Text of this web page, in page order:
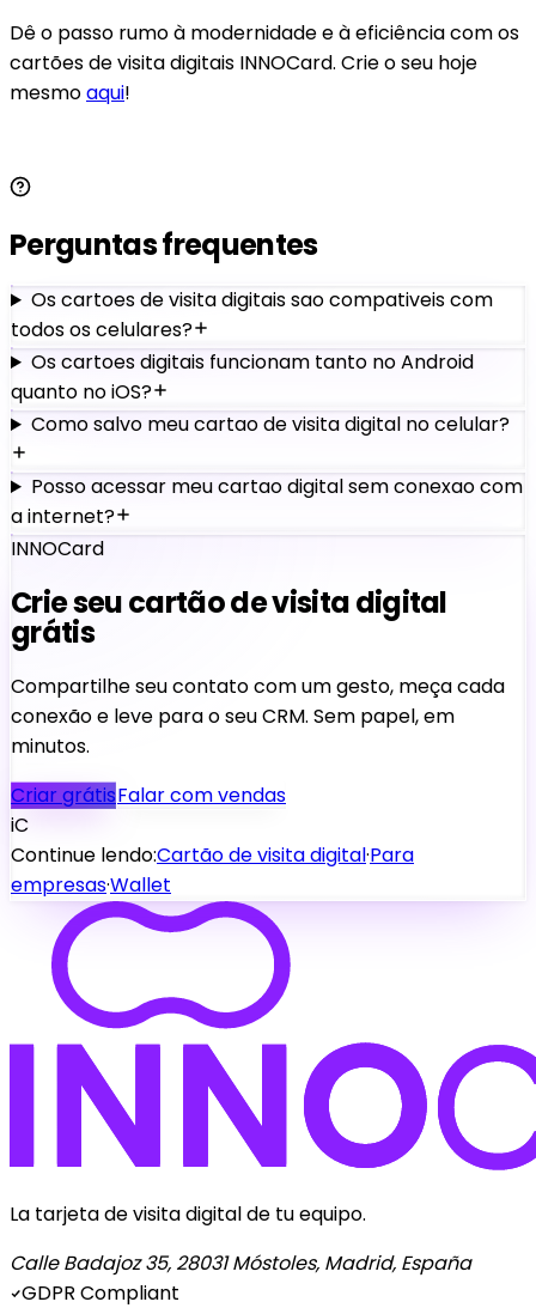
Dê o passo rumo à modernidade e à eficiência com os
cartões de visita digitais INNOCard. Crie o seu hoje
mesmoaqui!
Perguntas frequentes
Os cartoes de visita digitais sao compativeis com
todos os celulares?
Os cartoes digitais funcionam tanto no Android
quanto no iOS?
Como salvo meu cartao de visita digital no celular?
Posso acessar meu cartao digital sem conexao com
a internet?
INNOCard
Crie seu cartão de visita digital
grátis
Compartilhe seu contato com um gesto, meça cada
conexão e leve para o seu CRM. Sem papel, em
minutos.
Criar grátisFalar com vendas
iC
Continue lendo:Cartão de visita digital·Para
empresas·Wallet
La tarjeta de visita digital de tu equipo.
Calle Badajoz 35, 28031 Móstoles, Madrid, España
GDPR Compliant